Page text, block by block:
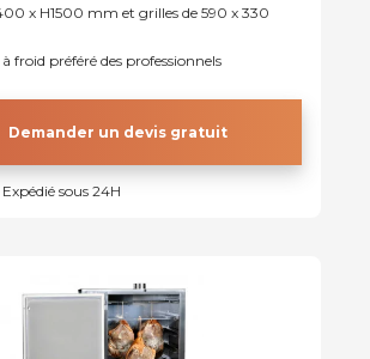
x H1500 mm et grilles de 590 x 330
froid préféré des professionnels
Demander un devis gratuit
sous 24H